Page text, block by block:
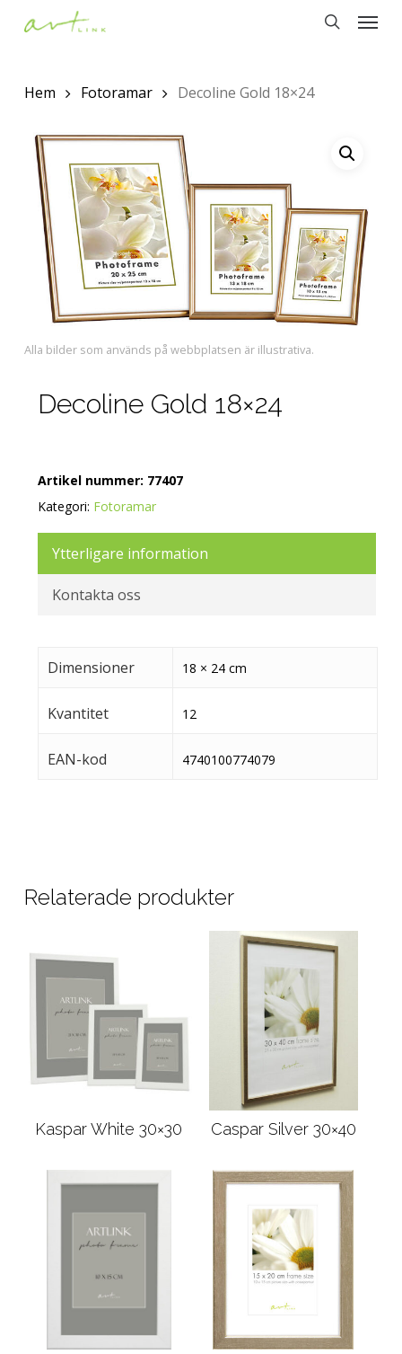
content
Menu
Hem Fotoramar Decoline Gold 18×24
Alla bilder som används på webbplatsen är illustrativa.
Decoline Gold 18×24
Artikel nummer: 77407
Kategori: Fotoramar
Ytterligare information
Kontakta oss
Dimensioner 18 × 24 cm
Kvantitet 12
EAN-kod 4740100774079
Relaterade produkter
Läs mer
Kaspar White 30×30 Läs mer
Caspar Silver 30×40